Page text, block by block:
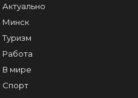
Актуально
Минск
Туризм
Работа
В мире
Спорт